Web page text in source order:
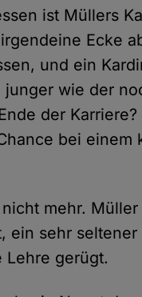
ist Müllers
Ecke
und ein
wie der
der
bei einem
mehr.
ein sehr
Lehre gerügt.